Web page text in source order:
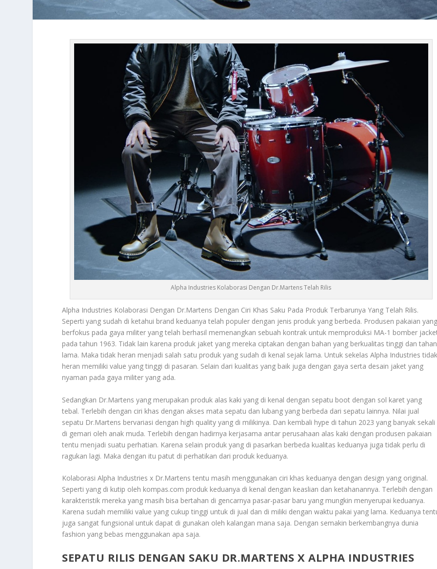
Alpha Industries Kolaborasi Dengan Dr.Martens Telah Rilis
Alpha Industries Kolaborasi Dengan Dr.Martens Dengan Ciri Khas Saku Pada Produk Terbarunya Yang Telah Rilis.
Seperti yang sudah di ketahui brand keduanya telah populer dengan jenis produk yang berbeda. Produsen pakaian
berfokus pada gaya militer yang telah berhasil memenangkan sebuah kontrak untuk memproduksi MA-1 bomber
pada tahun 1963. Tidak lain karena produk jaket yang mereka ciptakan dengan bahan yang berkualitas tinggi dan tahan
lama. Maka tidak heran menjadi salah satu produk yang sudah di kenal sejak lama. Untuk sekelasAlpha Industries
heran memiliki value yang tinggi di pasaran. Selain dari kualitas yang baik juga dengan gaya serta desain jaket yang
nyaman pada gaya militer yang ada.
Sedangkan Dr.Martens yang merupakan produk alas kaki yang di kenal dengan sepatu boot dengan sol karet yang
tebal. Terlebih dengan ciri khas dengan akses mata sepatu dan lubang yang berbeda dari sepatu lainnya. Nilai jual
sepatu Dr.Martens bervariasi dengan high quality yang di milikinya. Dan kembali hype di tahun 2023 yang banyak sekali
di gemari oleh anak muda. Terlebih dengan hadirnya kerjasama antar perusahaan alas kaki dengan produsen pakaian
tentu menjadi suatu perhatian. Karena selain produk yang di pasarkan berbeda kualitas keduanya juga tidak perlu di
ragukan lagi. Maka dengan itu patut di perhatikan dari produk keduanya.
KolaborasiAlpha Industries x Dr.Martens tentu masih menggunakan ciri khas keduanya dengan design yang original.
Seperti yang di kutip oleh kompas.com produk keduanya di kenal dengan keaslian dan ketahanannya. Terlebih dengan
karakteristik mereka yang masih bisa bertahan di gencarnya pasar-pasar baru yang mungkin menyerupai keduanya.
Karena sudah memiliki value yang cukup tinggi untuk di jual dan di miliki dengan waktu pakai yang lama. Keduanya
juga sangat fungsional untuk dapat di gunakan oleh kalangan mana saja. Dengan semakin berkembangnya dunia
fashion yang bebas menggunakan apa saja.
SEPATU RILIS DENGAN SAKU DR.MARTENS X ALPHA INDUSTRIES